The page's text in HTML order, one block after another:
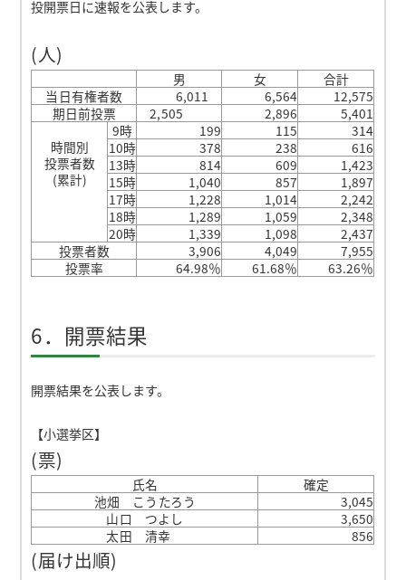
投開票日に速報を公表します。
(人)
男 女
合計
当日有権者数
6,011 6,564
12,575
期日前投票
2,505 2,896
5,401
時間別
投票者数
(累計)
9時 199 115
314
10時
378 238
616
13時
814 609
1,423
15時
1,040 857
1,897
17時
1,228 1,014
2,242
18時
1,289 1,059
2,348
20時
1,339 1,098
2,437
投票者数
3,906 4,049
7,955
投票率
64.98％ 61.68％ 63.26％
6．開票結果
開票結果を公表します。
【小選挙区】
(票)
氏名
確定
池畑 こうたろう
3,045
山口 つよし
3,650
太田 清幸
856
(届け出順)